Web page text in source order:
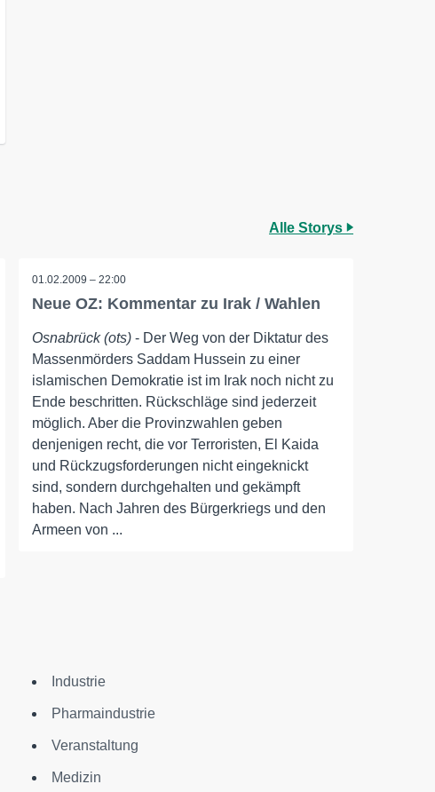
Alle Storys
01.02.2009 – 22:00
Neue OZ: Kommentar zu Irak / Wahlen
Osnabrück (ots) - Der Weg von der Diktatur des
Massenmörders Saddam Hussein zu einer
islamischen Demokratie ist im Irak noch nicht zu
Ende beschritten. Rückschläge sind jederzeit
möglich. Aber die Provinzwahlen geben
denjenigen recht, die vor Terroristen, El Kaida
und Rückzugsforderungen nicht eingeknickt
sind, sondern durchgehalten und gekämpft
haben. Nach Jahren des Bürgerkriegs und den
Armeen von ...
Industrie
Pharmaindustrie
Veranstaltung
Medizin